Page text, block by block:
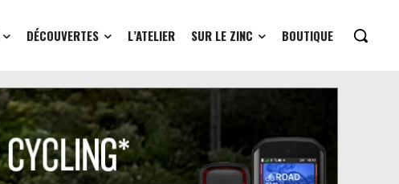
DÉCOUVERTES L’ATELIER SUR LE ZINC BOUTIQUE